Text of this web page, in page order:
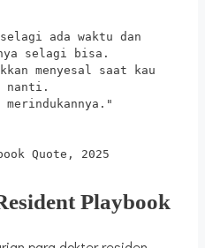
ada waktu dan
selagi bisa.
menyesal saat kau
nanti.
merindukannya."
Quote, 2025
Playbook